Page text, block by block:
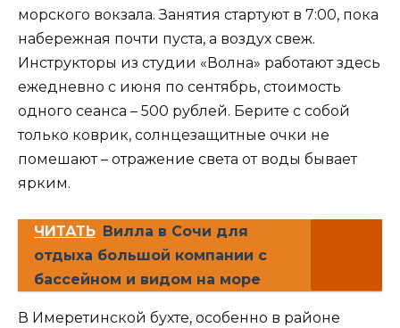
морского вокзала. Занятия стартуют в 7:00, пока
набережная почти пуста, а воздух свеж.
Инструкторы из студии «Волна» работают здесь
ежедневно с июня по сентябрь, стоимость
одного сеанса – 500 рублей. Берите с собой
только коврик, солнцезащитные очки не
помешают – отражение света от воды бывает
ярким.
ЧИТАТЬ Вилла в Сочи для
отдыха большой компании с
бассейном и видом на море
В Имеретинской бухте, особенно в районе